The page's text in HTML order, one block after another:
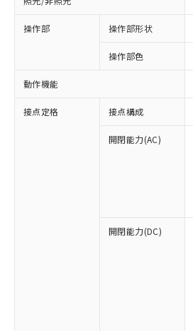
操作部 操作部形状
操作部色
動作機能
接点定格 接点構成
開閉能力(AC)
開閉能力(DC)